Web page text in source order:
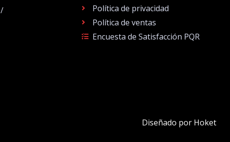
Política de privacidad
Política de ventas
Encuesta de Satisfacción PQR
Diseñado por Hoket